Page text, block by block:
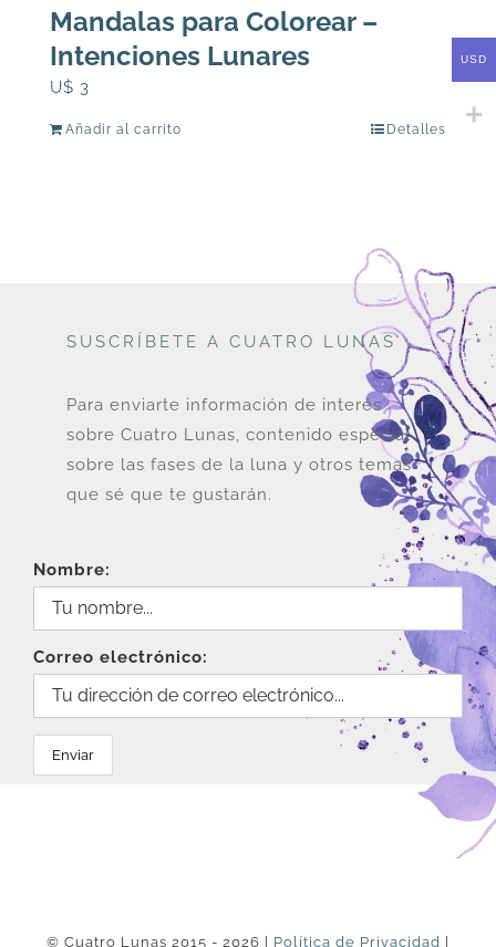
Mandalas para Colorear –
Intenciones Lunares
U$ 3
Añadir al carrito Detalles
SUSCRÍBETE A CUATRO LUNAS
Para enviarte información de interés
sobre Cuatro Lunas, contenido especial
sobre las fases de la luna y otros temas
que sé que te gustarán.
Nombre:
Correo electrónico:
© Cuatro Lunas 2015 - 2026 | Política de Privacidad
USD